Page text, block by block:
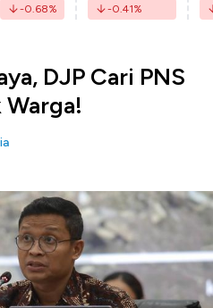
-0.68% -0.41%
DJP Cari PNS
Warga!